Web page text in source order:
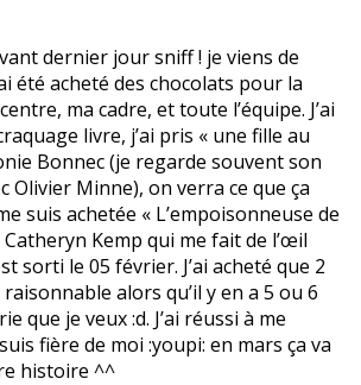
dernier jour sniff ! je viens de
été acheté des chocolats pour la
ma cadre, et toute l’équipe. J’ai
livre, j’ai pris « une fille au
Bonnec (je regarde souvent son
Olivier Minne), on verra ce que ça
suis achetée « L’empoisonneuse de
Catheryn Kemp qui me fait de l’œil
sorti le 05 février. J’ai acheté que 2
raisonnable alors qu’il y en a 5 ou 6
que je veux :d. J’ai réussi à me
fière de moi :youpi: en mars ça va
histoire ^^